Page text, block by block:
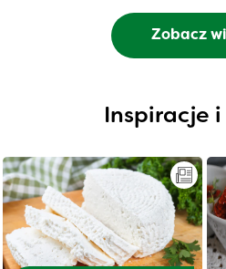
Zobacz
Inspiracje